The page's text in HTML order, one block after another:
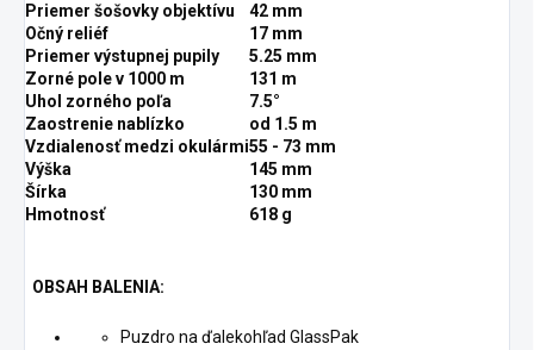
Priemer šošovky objektívu
42 mm
Očný reliéf
17 mm
Priemer výstupnej pupily
5.25 mm
Zorné pole v 1000 m
131 m
Uhol zorného poľa
7.5°
Zaostrenie nablízko
od 1.5 m
Vzdialenosť medzi okulármi55 - 73 mm
Výška
145 mm
Šírka
130 mm
Hmotnosť
618 g
OBSAH BALENIA:
Puzdro na ďalekohľad GlassPak